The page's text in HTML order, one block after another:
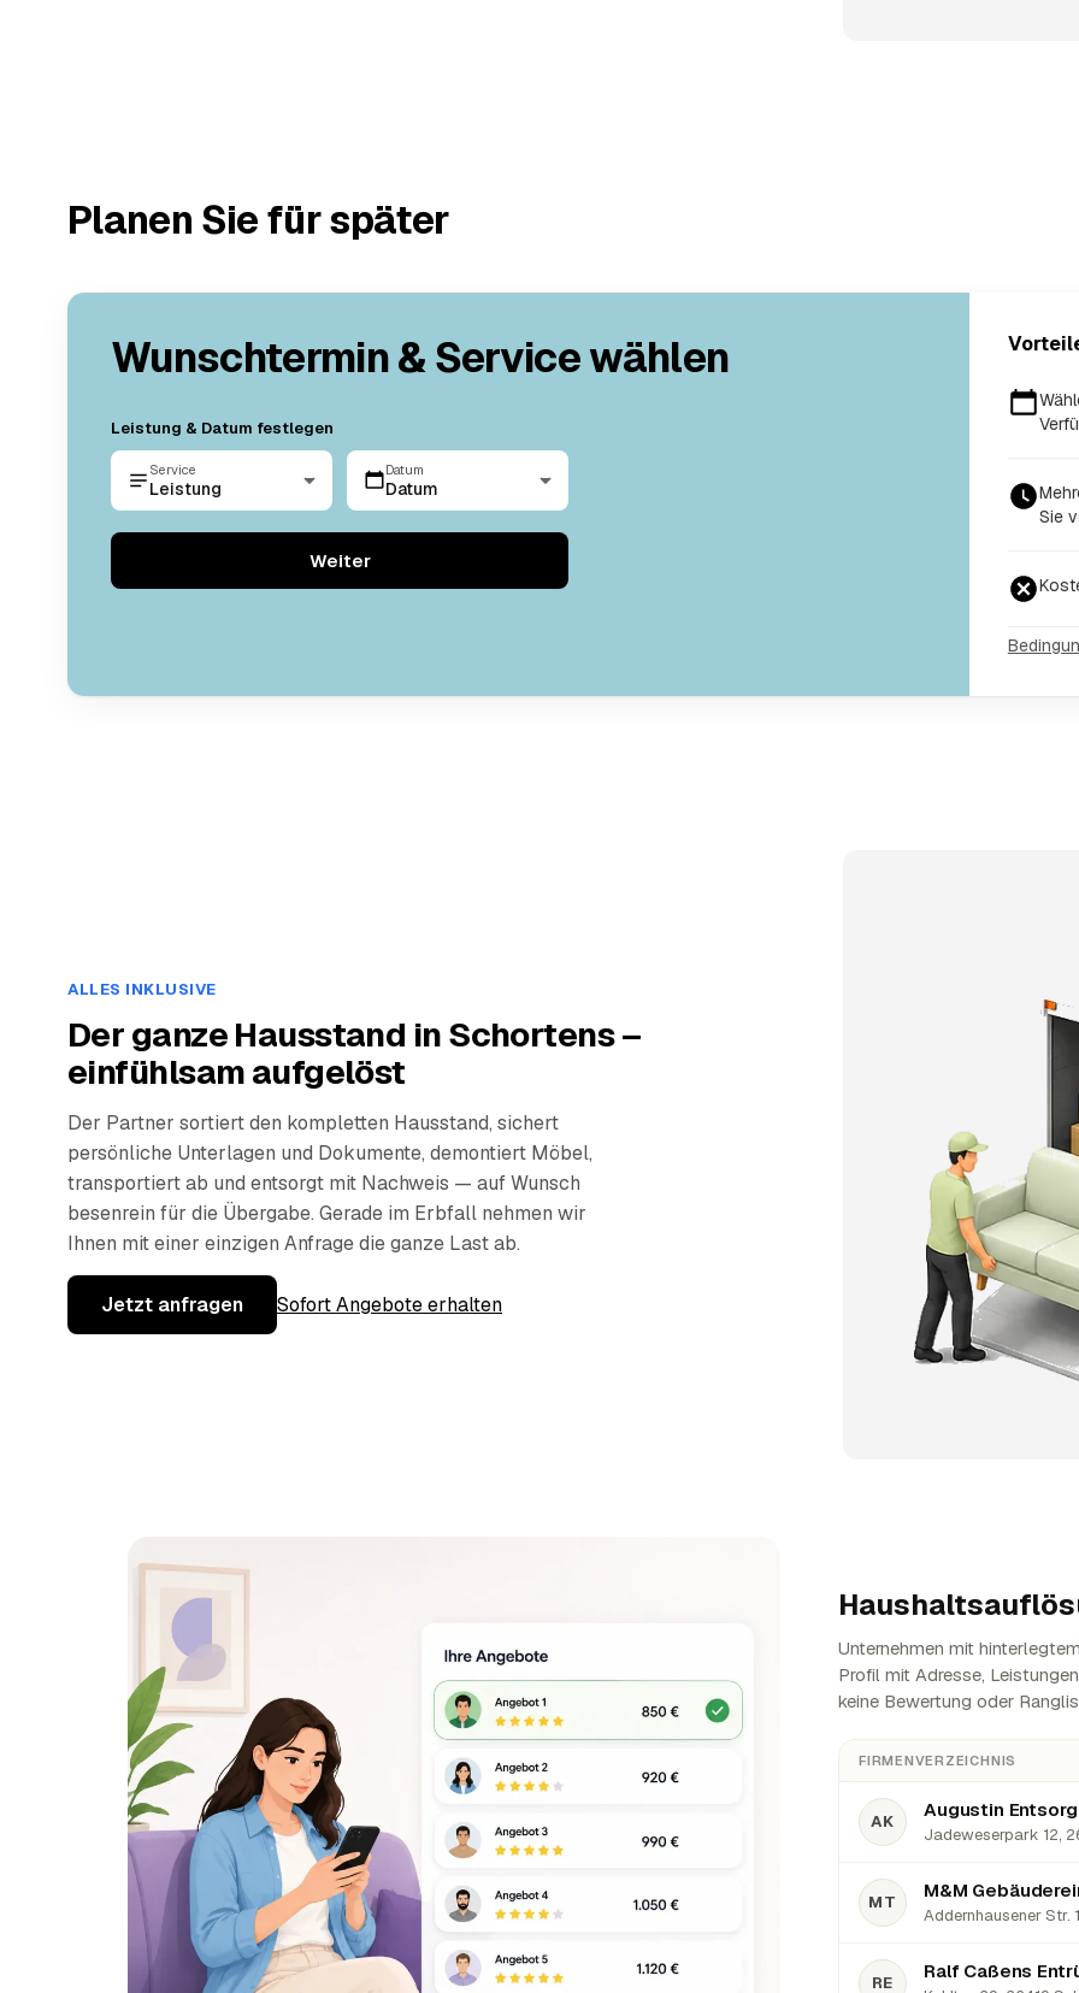
Planen Sie für später
Wunschtermin & Service wählen
Leistung & Datum festlegen
Service
Leistung
Datum
Datum
Weiter
Sie
ALLES INKLUSIVE
Der ganze Hausstand in Schortens –
einfühlsam aufgelöst
Der Partner sortiert den kompletten Hausstand, sichert
persönliche Unterlagen und Dokumente, demontiert Möbel,
transportiert ab und entsorgt mit Nachweis — auf Wunsch
besenrein für die Übergabe. Gerade im Erbfall nehmen wir
Ihnen mit einer einzigen Anfrage die ganze Last ab.
Jetzt anfragen Sofort Angebote erhalten
Unternehmen mit
Profil mit Adresse,
keine Bewertung oder
FIRMENVERZEICHNIS
AK
Augustin
Jadeweserpark 12,
MT
Addernhausener Str.
RE
Ralf Caßens